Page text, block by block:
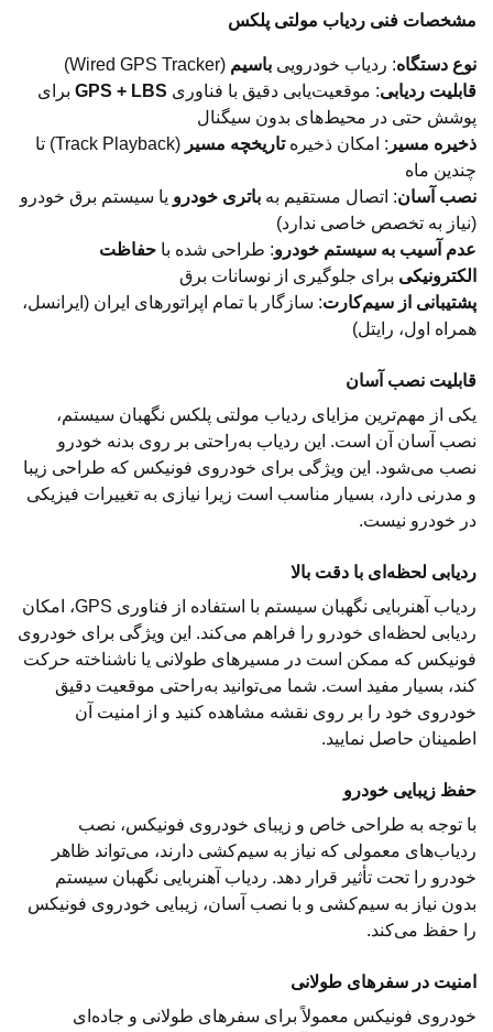
مشخصات فنی ردیاب مولتی پلکس
نوع دستگاه: ردیاب خودرویی باسیم (Wired GPS Tracker)
قابلیت ردیابی: موقعیت‌یابی دقیق با فناوری GPS + LBS برای
پوشش حتی در محیط‌های بدون سیگنال
ذخیره مسیر : امکان ذخیرهتاریخچه مسیر
(Track Playback) تا
چندین ماه
نصب آسان: اتصال مستقیم به باتری خودرو یا سیستم برق خودرو
(نیاز به تخصص خاصی ندارد)
عدم آسیب به سیستم خودرو: طراحی شده با حفاظت
الکترونیکی برای جلوگیری از نوسانات برق
پشتیبانی از سیم‌کارت: سازگار با تمام اپراتورهای ایران (ایرانسل،
همراه اول، رایتل)
قابلیت نصب آسان
یکی از مهم‌ترین مزایای ردیاب مولتی پلکس نگهبان سیستم،
نصب آسان آن است. این ردیاب به‌راحتی بر روی بدنه خودرو
نصب می‌شود. این ویژگی برای خودروی فونیکس که طراحی زیبا
و مدرنی دارد، بسیار مناسب است زیرا نیازی به تغییرات فیزیکی
در خودرو نیست.
ردیابی لحظه‌ای با دقت بالا
ردیاب آهنربایی نگهبان سیستم با استفاده از فناوری GPS، امکان
ردیابی لحظه‌ای خودرو را فراهم می‌کند. این ویژگی برای خودروی
فونیکس که ممکن است در مسیرهای طولانی یا ناشناخته حرکت
کند، بسیار مفید است. شما می‌توانید به‌راحتی موقعیت دقیق
خودروی خود را بر روی نقشه مشاهده کنید و از امنیت آن
اطمینان حاصل نمایید.
حفظ زیبایی خودرو
با توجه به طراحی خاص و زیبای خودروی فونیکس، نصب
ردیاب‌های معمولی که نیاز به سیم‌کشی دارند، می‌تواند ظاهر
خودرو را تحت تأثیر قرار دهد. ردیاب آهنربایی نگهبان سیستم
بدون نیاز به سیم‌کشی و با نصب آسان، زیبایی خودروی فونیکس
را حفظ می‌کند.
امنیت در سفرهای طولانی
خودروی فونیکس معمولاً برای سفرهای طولانی و جاده‌ای